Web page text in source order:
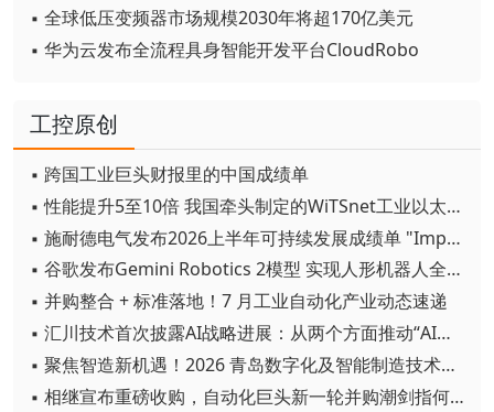
▪ 全球低压变频器市场规模2030年将超170亿美元
▪ 华为云发布全流程具身智能开发平台CloudRobo
工控原创
▪ 跨国工业巨头财报里的中国成绩单
▪ 性能提升5至10倍 我国牵头制定的WiTSnet工业以太网国际标准正式发布
▪ 施耐德电气发布2026上半年可持续发展成绩单 "Impact 2030"路线图开局稳健
▪ 谷歌发布Gemini Robotics 2模型 实现人形机器人全身智能控制突破
▪ 并购整合 + 标准落地！7 月工业自动化产业动态速递
▪ 汇川技术首次披露AI战略进展：从两个方面推动“AI业务化”落地
▪ 聚焦智造新机遇！2026 青岛数字化及智能制造技术论坛圆满落幕
▪ 相继宣布重磅收购，自动化巨头新一轮并购潮剑指何方？